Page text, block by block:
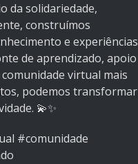
da solidariedade,
construímos
e experiências
de aprendizado, apoio
virtual mais
podemos transformar
💫✨
#comunidade